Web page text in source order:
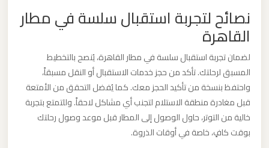
نصائح لتجربة استقبال سلسة في مطار
القاهرة
لضمان تجربة استقبال سلسة في مطار القاهرة، يُنصح بالتخطيط
المسبق لرحلتك. تأكد من حجز خدمات الاستقبال أو النقل مسبقاً،
واحتفظ بنسخة من تأكيد الحجز معك. كما يُفضل التحقق من الأمتعة
قبل مغادرة منطقة الاستلام لتجنب أي مشاكل لاحقاً. وللتمتع بتجربة
خالية من التوتر، حاول الوصول إلى المطار قبل موعد وصول رحلتك
بوقت كافٍ، خاصة في أوقات الذروة.
ليموزين
العرب
اسكندرية
ليموزين
مطار